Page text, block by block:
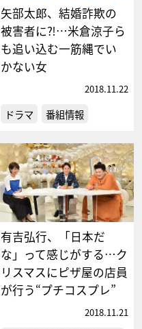
矢部太郎、結婚詐欺の
被害者に⁈…米倉涼子ら
も追い込む一筋縄でい
かない女
2018.11.22
ドラマ 番組情報
有吉弘行、「日本だ
な」って感じがする…ク
リスマスにピザ屋の店員
が行う“プチコスプレ”
2018.11.21